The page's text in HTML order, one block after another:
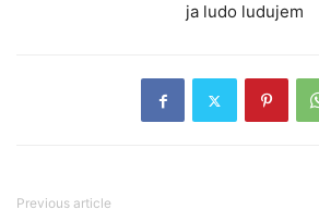
ja ludo ludujem
Previous article